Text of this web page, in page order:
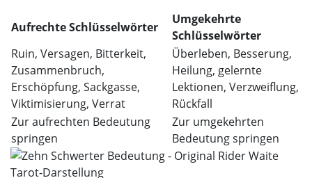
Aufrechte Schlüsselwörter
Umgekehrte
Schlüsselwörter
Ruin, Versagen, Bitterkeit,
Zusammenbruch,
Erschöpfung, Sackgasse,
Viktimisierung, Verrat
Überleben, Besserung,
Heilung, gelernte
Lektionen, Verzweiflung,
Rückfall
Zur aufrechten Bedeutung
springen
Zur umgekehrten
Bedeutung springen